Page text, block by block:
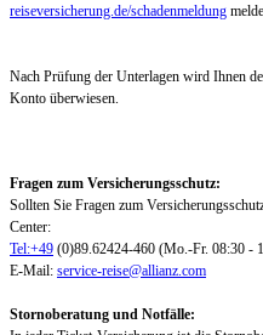
reiseversicherung.de/schadenmeldung
Nach Prüfung der Unterlagen wird Ihnen
Konto überwiesen.
Fragen zum Versicherungsschutz:
Sollten Sie Fragen zum
Center:
Tel:+49 (0)89.62424-460 (Mo.-Fr. 08:30 -
E-Mail: service-reise@allianz.com
Stornoberatung und Notfälle: